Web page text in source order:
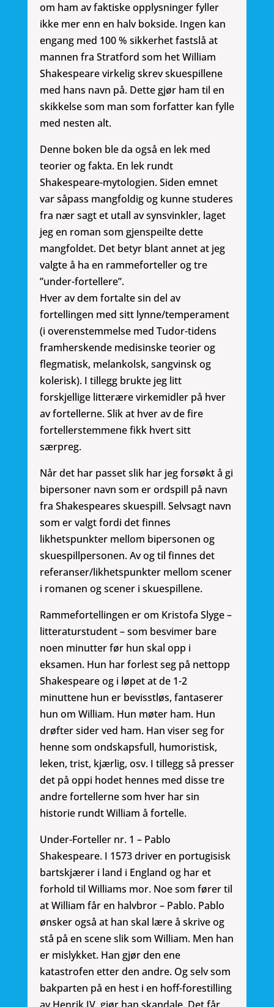
om ham av faktiske opplysninger fyller
ikke mer enn en halv bokside. Ingen kan
engang med 100 % sikkerhet fastslå at
mannen fra Stratford som het William
Shakespeare virkelig skrev skuespillene
med hans navn på. Dette gjør ham til en
skikkelse som man som forfatter kan fylle
med nesten alt.
Denne boken ble da også en lek med
teorier og fakta. En lek rundt
Shakespeare-mytologien. Siden emnet
var såpass mangfoldig og kunne studeres
fra nær sagt et utall av synsvinkler, laget
jeg en roman som gjenspeilte dette
mangfoldet. Det betyr blant annet at jeg
valgte å ha en rammeforteller og tre
”under-fortellere”.
Hver av dem fortalte sin del av
fortellingen med sitt lynne/temperament
(i overenstemmelse med Tudor-tidens
framherskende medisinske teorier og
flegmatisk, melankolsk, sangvinsk og
kolerisk). I tillegg brukte jeg litt
forskjellige litterære virkemidler på hver
av fortellerne. Slik at hver av de fire
fortellerstemmene fikk hvert sitt
særpreg.
Når det har passet slik har jeg forsøkt å gi
bipersoner navn som er ordspill på navn
fra Shakespeares skuespill. Selvsagt navn
som er valgt fordi det finnes
likhetspunkter mellom bipersonen og
skuespillpersonen. Av og til finnes det
referanser/likhetspunkter mellom scener
i romanen og scener i skuespillene.
Rammefortellingen er om Kristofa Slyge –
litteraturstudent – som besvimer bare
noen minutter før hun skal opp i
eksamen. Hun har forlest seg på nettopp
Shakespeare og i løpet at de 1-2
minuttene hun er bevisstløs, fantaserer
hun om William. Hun møter ham. Hun
drøfter sider ved ham. Han viser seg for
henne som ondskapsfull, humoristisk,
leken, trist, kjærlig, osv. I tillegg så presser
det på oppi hodet hennes med disse tre
andre fortellerne som hver har sin
historie rundt William å fortelle.
Under-Forteller nr. 1 – Pablo
Shakespeare. I 1573 driver en portugisisk
bartskjærer i land i England og har et
forhold til Williams mor. Noe som fører til
at William får en halvbror – Pablo. Pablo
ønsker også at han skal lære å skrive og
stå på en scene slik som William. Men han
er mislykket. Han gjør den ene
katastrofen etter den andre. Og selv som
bakparten på en hest i en hoff-forestilling